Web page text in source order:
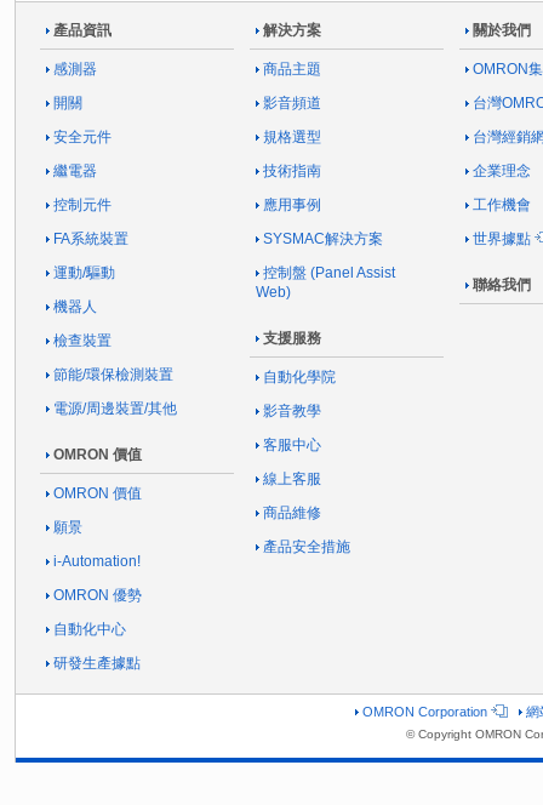
產品資訊
感測器
開關
安全元件
繼電器
控制元件
FA系統裝置
運動/驅動
機器人
檢查裝置
節能/環保檢測裝置
電源/周邊裝置/其他
OMRON 價值
OMRON 價值
願景
i-Automation!
OMRON 優勢
自動化中心
研發生產據點
解決方案
商品主題
影音頻道
規格選型
技術指南
應用事例
SYSMAC解決方案
控制盤 (Panel Assist
Web)
支援服務
自動化學院
影音教學
客服中心
線上客服
商品維修
產品安全措施
關於我們
OMRON
台灣
台灣經銷
企業理念
工作機會
世界據點
聯絡我們
OMRON Corporation 網
© Copyright OMRON